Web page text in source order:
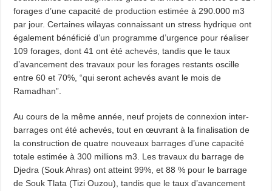
forages d’une capacité de production estimée à 290.000 m3
par jour. Certaines wilayas connaissant un stress hydrique ont
également bénéficié d’un programme d’urgence pour réaliser
109 forages, dont 41 ont été achevés, tandis que le taux
d’avancement des travaux pour les forages restants oscille
entre 60 et 70%, “qui seront achevés avant le mois de
Ramadhan”.
Au cours de la même année, neuf projets de connexion inter-
barrages ont été achevés, tout en œuvrant à la finalisation de
la construction de quatre nouveaux barrages d’une capacité
totale estimée à 300 millions m3. Les travaux du barrage de
Djedra (Souk Ahras) ont atteint 99%, et 88 % pour le barrage
de Souk Tlata (Tizi Ouzou), tandis que le taux d’avancement